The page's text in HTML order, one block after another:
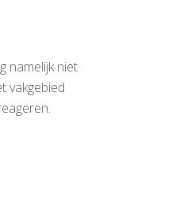
namelijk niet
vakgebied